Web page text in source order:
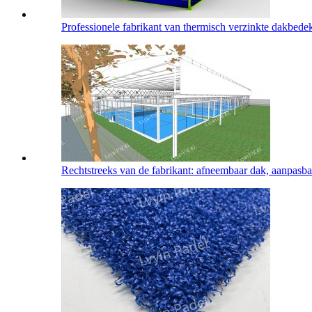
Professionele fabrikant van thermisch verzinkte
Rechtstreeks van de fabrikant: afneembaar dak,